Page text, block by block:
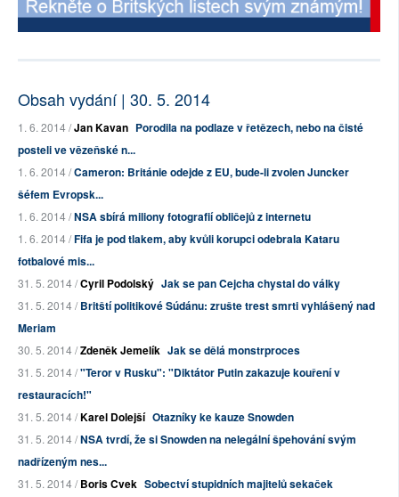
Obsah vydání | 30. 5. 2014
1. 6. 2014 /Jan Kavan Porodila na podlaze v řetězech, nebo na čisté
posteli ve vězeňské n...
1. 6. 2014 /Cameron: Británie odejde z EU, bude-li zvolen Juncker
šéfem Evropsk...
1. 6. 2014 /NSA sbírá miliony fotografií obličejů z internetu
1. 6. 2014 /Fifa je pod tlakem, aby kvůli korupci odebrala Kataru
fotbalové mis...
31. 5. 2014 /Cyril Podolský Jak se pan Cejcha chystal do války
31. 5. 2014 /Britští politikové Súdánu: zrušte trest smrti vyhlášený nad
Meriam
30. 5. 2014 /Zdeněk Jemelík Jak se dělá monstrproces
31. 5. 2014 /"Teror v Rusku": "Diktátor Putin zakazuje kouření v
restauracích!"
31. 5. 2014 /Karel Dolejší Otazníky ke kauze Snowden
31. 5. 2014 /NSA tvrdí, že si Snowden na nelegální špehování svým
nadřízeným nes...
31. 5. 2014 /Boris Cvek Sobectví stupidních majitelů sekaček